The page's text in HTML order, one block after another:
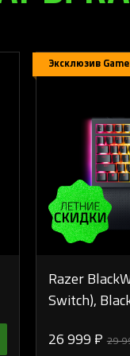
Эксклюзив
Razer
Switch),
26 999 ₽ 29